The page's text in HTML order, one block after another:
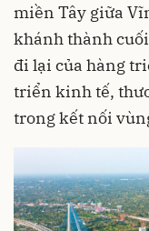
miền Tây giữa
khánh thành
đi lại của hàng
triển kinh tế,
trong kết nối